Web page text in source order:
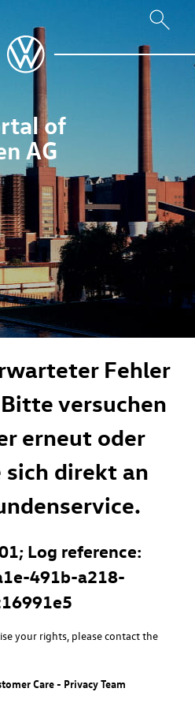
of
AG
Fehler
versuchen
erneut oder
sich direkt an
Log reference:
491b-a218-
your rights, please contact the
Care - Privacy Team